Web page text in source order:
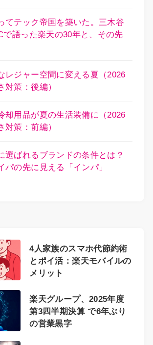
てテック帝国を築いた。三木谷
で語った楽天の30年と、その先
レジャー空間に変える夏（2026
対策：後編）
却用品が夏の生活装備に（2026
対策：前編）
選ばれるブランドの条件とは？
パの先に見える「インパ」
4人家族のスマホ代節約術
とポイ活：楽天モバイルの
メリット
楽天グループ、2025年度
第3四半期決算 で6年ぶり
の営業黒字